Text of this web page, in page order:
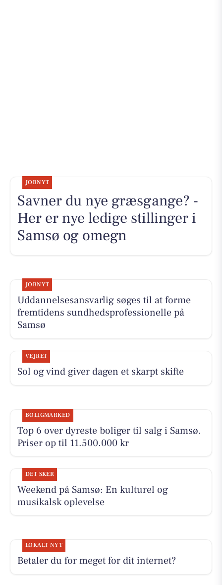
JOBNYT
Savner du nye græsgange? -
Her er nye ledige stillinger i
Samsø og omegn
JOBNYT
Uddannelsesansvarlig søges til at forme
fremtidens sundhedsprofessionelle på
Samsø
VEJRET
Sol og vind giver dagen et skarpt skifte
BOLIGMARKED
Top 6 over dyreste boliger til salg i Samsø.
Priser op til 11.500.000 kr
DET SKER
Weekend på Samsø: En kulturel og
musikalsk oplevelse
LOKALT NYT
Betaler du for meget for dit internet?